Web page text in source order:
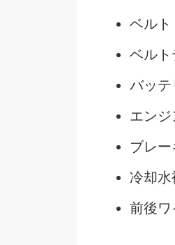
ベルト
ベルト
バッテ
エンジ
ブレ
冷却水
前後ワ